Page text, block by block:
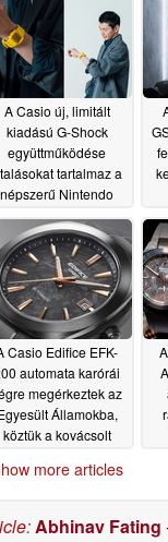
A Casio új, limitált
kiadású G-Shock
együttműködése
tartalmaz a
népszerű Nintendo
07/14/2026
Casio Edifice EFK-
automata karórái
megérkeztek az
Államokba,
köztük a kovácsolt
ellátott modellek is
more articles
:Abhinav Fating